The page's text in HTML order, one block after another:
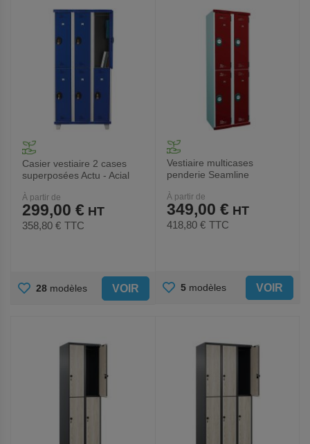
FAVORIS FAVORIS
Casier vestiaire 2 cases
superposées Actu - Acial
À partir de
299,00 €
358,80 € TTC
AJOUTER
28 modèles VOIR
Vestiaire multicases
penderie Seamline
À partir de
349,00 €
418,80 € TTC
AJOUTER
5 modèles VOIR